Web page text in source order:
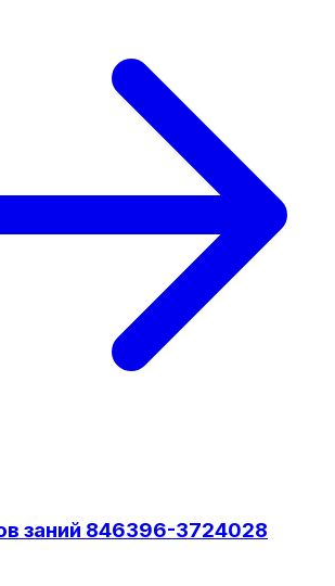
заний 846396-3724028